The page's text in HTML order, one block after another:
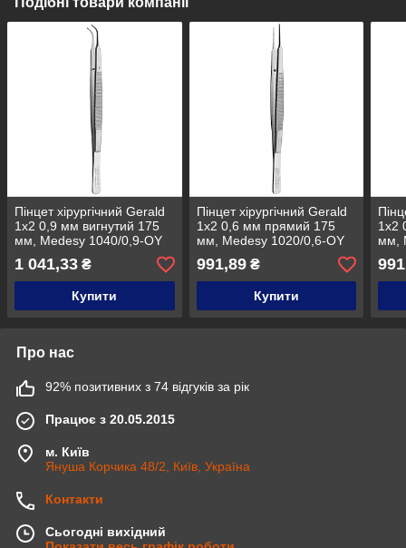
Пінцет хірургічний Gerald
1x2 0,9 мм вигнутий 175
мм, Medesy 1040/0,9-OY
1 041,33 ₴
Купити
Пінцет хірургічний Gerald
1x2 0,6 мм прямий 175
мм, Medesy 1020/0,6-OY
991,89₴
Купити
1x2
мм,
Про нас
92% позитивних з 74 відгуків за рік
Працює з 20.05.2015
м. Київ
Януша Корчика 48/2, Київ, Україна
Контакти
Сьогодні вихідний